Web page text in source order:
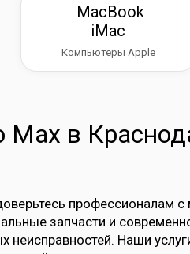
MacBook
iMac
Компьютеры Apple
Max в
профессионалам
запчасти и
Наши